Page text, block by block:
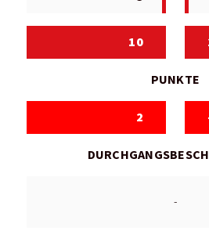
10
PUNKTE
2
-